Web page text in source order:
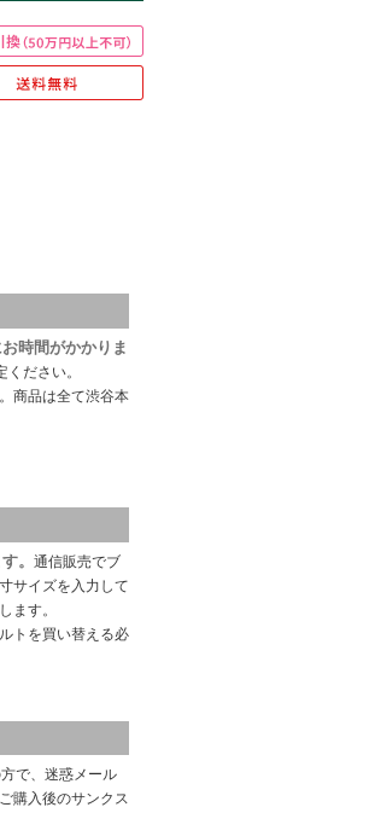
時間がかかりま
ださい。
商品は全て渋谷本
。 通信販売でブ
サイズを入力して
ます。
トを買い替える必
で、迷惑メール
購入後のサンクス